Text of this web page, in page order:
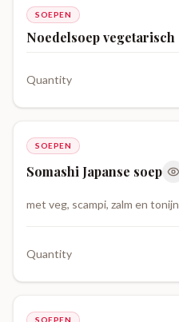
SOEPEN
Noedelsoep vegetarisch
Quantity
SOEPEN
Somashi Japanse soep
met veg, scampi, zalm en tonijn
Quantity
SOEPEN